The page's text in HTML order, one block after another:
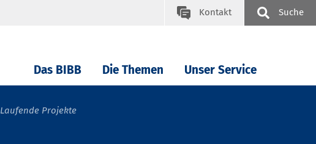
Kontakt Suche
Das BIBB Die Themen Unser Service
Laufende Projekte